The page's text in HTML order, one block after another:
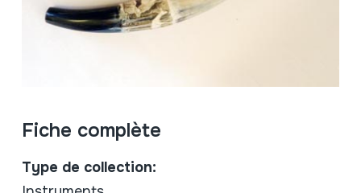
Fiche complète
Type de collection: